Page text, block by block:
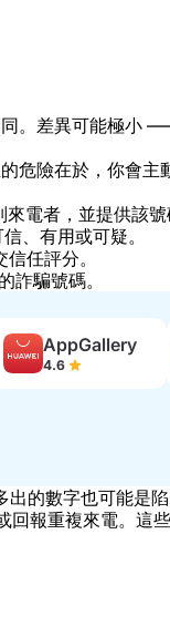
。差異可能極小
危險在於，你會主
電者，並提供該號
、有用或可疑。
任評分。
詐騙號碼。
AppGallery
4.6
的數字也可能是陷
報重複來電。這